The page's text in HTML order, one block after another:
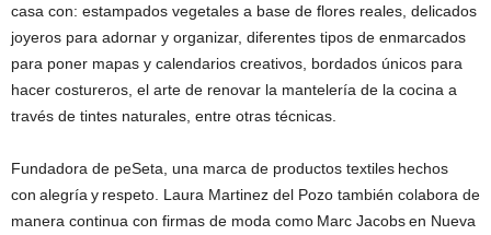
casa con: estampados vegetales a base de flores reales, delicados
joyeros para adornar y organizar, diferentes tipos de enmarcados
para poner mapas y calendarios creativos, bordados únicos para
hacer costureros, el arte de renovar la mantelería de la cocina a
través de tintes naturales, entre otras técnicas.
Fundadora de peSeta, una marca de productos textiles hechos
con alegría y respeto. Laura Martinez del Pozo también colabora de
manera continua con firmas de moda como Marc Jacobs en Nueva